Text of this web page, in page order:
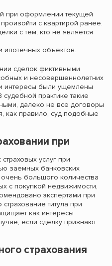
при оформлении текущей
с квартирой ранее.
с тем, кто не является
ипотечных объектов.
сделок фиктивными
и несовершеннолетних
интересы были ущемлены
практике такие
далеко не все договоры
как правило, суд подобные
при
услуг при
заемных банковских
большого количества
с покупкой недвижимости,
экспертами при
титула при
как интересы
если сделку признают
страхования